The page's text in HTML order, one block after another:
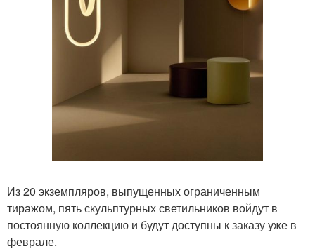
Из 20 экземпляров, выпущенных ограниченным
тиражом, пять скульптурных светильников войдут в
постоянную коллекцию и будут доступны к заказу уже в
феврале.